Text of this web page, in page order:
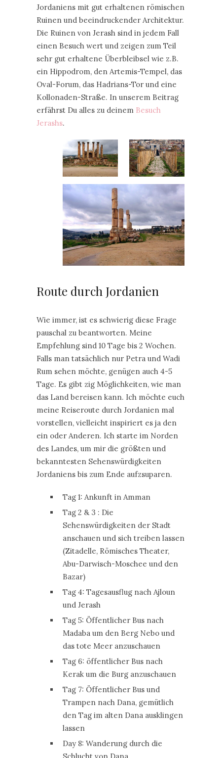
Jordaniens mit gut erhaltenen römischen
Ruinen und beeindruckender Architektur.
Die Ruinen von Jerash sind in jedem Fall
einen Besuch wert und zeigen zum Teil
sehr gut erhaltene Überbleibsel wie z.B.
ein Hippodrom, den Artemis-Tempel, das
Oval-Forum, das Hadrians-Tor und eine
Kollonaden-Straße. In unserem Beitrag
erfährst Du alles zu deinem Besuch
Jerashs.
Route durch Jordanien
Wie immer, ist es schwierig diese Frage
pauschal zu beantworten. Meine
Empfehlung sind 10 Tage bis 2 Wochen.
Falls man tatsächlich nur Petra und Wadi
Rum sehen möchte, genügen auch 4-5
Tage. Es gibt zig Möglichkeiten, wie man
das Land bereisen kann. Ich möchte euch
meine Reiseroute durch Jordanien mal
vorstellen, vielleicht inspiriert es ja den
ein oder Anderen. Ich starte im Norden
des Landes, um mir die größten und
bekanntesten Sehenswürdigkeiten
Jordaniens bis zum Ende aufzsuparen.
Tag 1: Ankunft in Amman
Tag 2 & 3 : Die
Sehenswürdigkeiten der Stadt
anschauen und sich treiben lassen
(Zitadelle, Römisches Theater,
Abu-Darwisch-Moschee und den
Bazar)
Tag 4: Tagesausflug nach Ajloun
und Jerash
Tag 5: Öffentlicher Bus nach
Madaba um den Berg Nebo und
das tote Meer anzuschauen
Tag 6: öffentlicher Bus nach
Kerak um die Burg anzuschauen
Tag 7: Öffentlicher Bus und
Trampen nach Dana, gemütlich
den Tag im alten Dana ausklingen
lassen
Day 8: Wanderung durch die